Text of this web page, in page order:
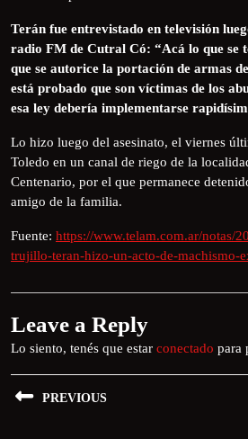
Terán fue entrevistado en televisión
radio FM de Cutral Có: “Acá lo que se
que se autorice la portación de armas
está probado que son víctimas de los
esa ley debería implementarse
Lo hizo luego del asesinato, el viernes
Toledo en un canal de riego de la
Centenario, por el que permanece
amigo de la familia.
Fuente: https://www.telam.com.ar/notas/
trujillo-teran-hizo-un-acto-de-machismo-
Leave a Reply
Lo siento, tenés que estar conectado para
PREVIOUS